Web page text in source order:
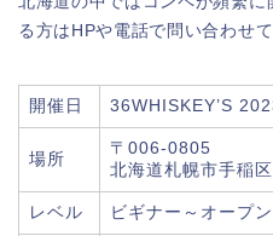
る方はHPや電話で問い合わせて
開催日 36WHISKEY’S
場所
〒006-0805
北海道札幌市手稲
レベル ビギナー～オープン